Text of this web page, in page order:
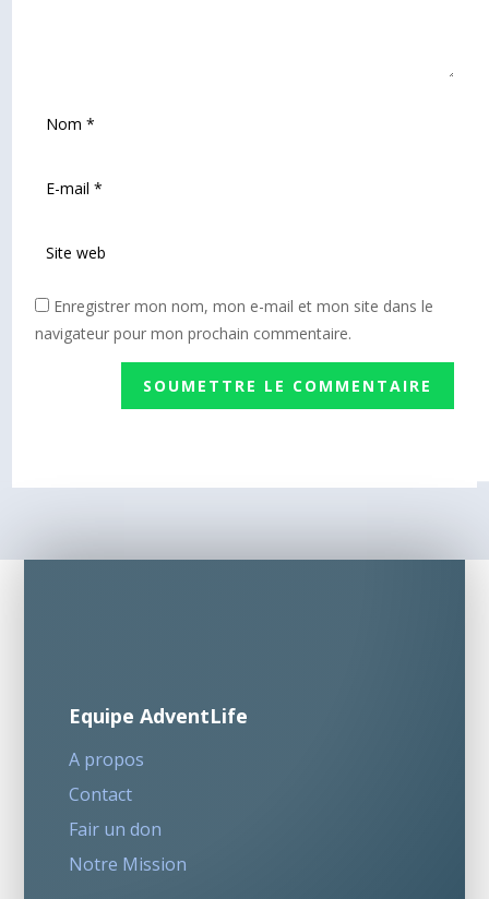
Enregistrer mon nom, mon e-mail et mon site dans le
navigateur pour mon prochain commentaire.
SOUMETTRE LE COMMENTAIRE
Equipe AdventLife
A propos
Contact
Fair un don
Notre Mission